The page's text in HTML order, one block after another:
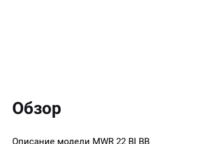
Обзор
Описание модели MWR 22 BI BB